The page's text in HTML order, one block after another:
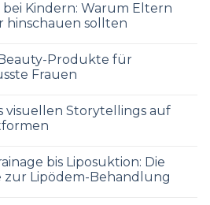
Kindern: Warum Eltern
hinschauen sollten
Produkte für
Frauen
visuellen Storytellings auf
bis Liposuktion: Die
zur Lipödem-Behandlung